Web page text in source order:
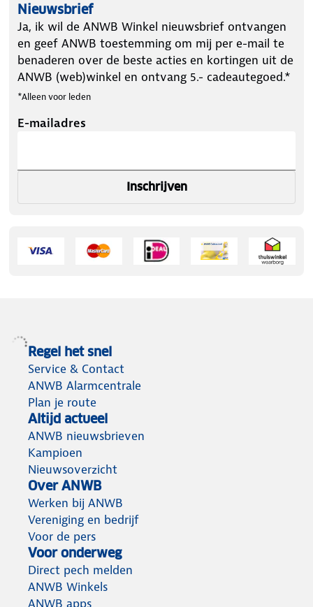
Nieuwsbrief
Ja, ik wil de ANWB Winkel nieuwsbrief ontvangen
en geef ANWB toestemming om mij per e-mail te
benaderen over de beste acties en kortingen uit de
ANWB (web)winkel en ontvang 5.- cadeautegoed.*
*Alleen voor leden
E-mailadres
Inschrijven
Regel het snel
Service & Contact
ANWB Alarmcentrale
Plan je route
Altijd actueel
ANWB nieuwsbrieven
Kampioen
Nieuwsoverzicht
Over ANWB
Werken bij ANWB
Vereniging en bedrijf
Voor de pers
Voor onderweg
Direct pech melden
ANWB Winkels
ANWB apps